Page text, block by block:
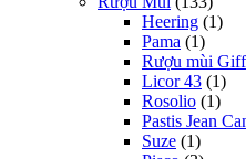
Heering (1)
Pama (1)
Rượu mùi
Licor 43 (1)
Rosolio (1)
Pastis Jean
Suze (1)